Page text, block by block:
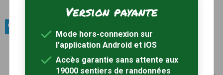
Sites naturels / Lacs et étangs
Etang de Lachaussée
L'étang de Lachaussée a été créé en 1273 par le
comte Thiébaut II de Bar à partir de marais. Il a
Version payante
Mode hors-connexion sur
l'application Android et iOS
Accès garantie sans attente aux
19000 sentiers de randonnées